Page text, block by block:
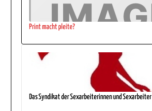
Print macht pleite?
Das Syndikat der Sexarbeiterinnen und Sexarbeiter